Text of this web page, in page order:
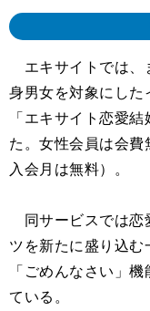
ショッピング
エキサイトでは、
身男女を対象にし
「エキサイト恋愛
た。女性会員は会
入会月は無料）。
同サービスでは恋
ツを新たに盛り込
「ごめんなさい」
ている。